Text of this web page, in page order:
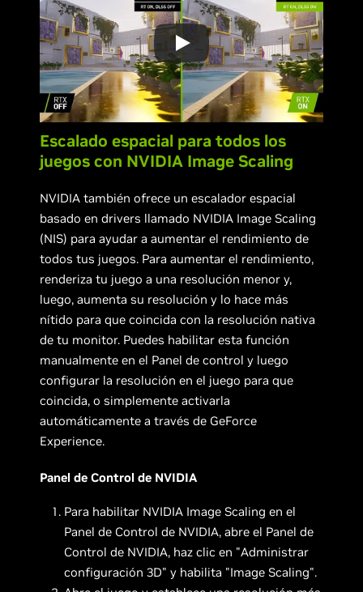
Escalado espacial para todos los
juegos con NVIDIA Image Scaling
NVIDIA también ofrece un escalador espacial
basado en drivers llamado NVIDIA Image Scaling
(NIS) para ayudar a aumentar el rendimiento de
todos tus juegos. Para aumentar el rendimiento,
renderiza tu juego a una resolución menor y,
luego, aumenta su resolución y lo hace más
nítido para que coincida con la resolución nativa
de tu monitor. Puedes habilitar esta función
manualmente en el Panel de control y luego
configurar la resolución en el juego para que
coincida, o simplemente activarla
automáticamente a través de GeForce
Experience.
Panel de Control de NVIDIA
Para habilitar NVIDIA Image Scaling en el
Panel de Control de NVIDIA, abre el Panel de
Control de NVIDIA, haz clic en "Administrar
configuración 3D" y habilita "Image Scaling".